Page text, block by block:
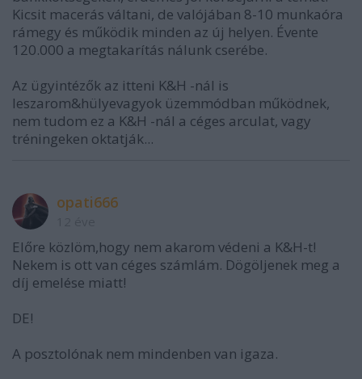
Kicsit macerás váltani, de valójában 8-10 munkaóra
rámegy és működik minden az új helyen. Évente
120.000 a megtakarítás nálunk cserébe.
Az ügyintézők az itteni K&H -nál is
leszarom&hülyevagyok üzemmódban működnek,
nem tudom ez a K&H -nál a céges arculat, vagy
tréningeken oktatják...
opati666
Előre közlöm,hogy nem akarom védeni a K&H-t!
Nekem is ott van céges számlám. Dögöljenek meg a
díj emelése miatt!
DE!
A posztolónak nem mindenben van igaza.